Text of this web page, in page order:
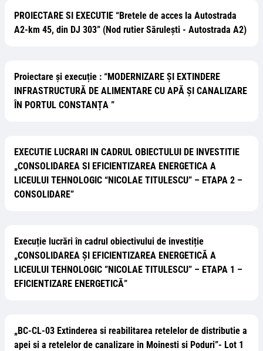
PROIECTARE SI EXECUTIE “Bretele de acces la Autostrada
A2-km 45, din DJ 303” (Nod rutier Sărulești - Autostrada A2)
Proiectare și execuție : “MODERNIZARE ȘI EXTINDERE
INFRASTRUCTURĂ DE ALIMENTARE CU APĂ ȘI CANALIZARE
ÎN PORTUL CONSTANȚA ”
EXECUTIE LUCRARI IN CADRUL OBIECTULUI DE INVESTITIE
„CONSOLIDAREA SI EFICIENTIZAREA ENERGETICA A
LICEULUI TEHNOLOGIC “NICOLAE TITULESCU” – ETAPA 2 –
CONSOLIDARE”
Execuție lucrări în cadrul obiectivului de investiție
„CONSOLIDAREA ȘI EFICIENTIZAREA ENERGETICĂ A
LICEULUI TEHNOLOGIC ”NICOLAE TITULESCU” – ETAPA 1 –
EFICIENTIZARE ENERGETICĂ”
„BC-CL-03 Extinderea si reabilitarea retelelor de distributie a
apei si a retelelor de canalizare in Moinesti si Poduri”- Lot 1